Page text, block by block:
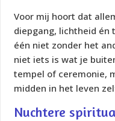
Voor mij hoort dat
diepgang, lichtheid
één niet zonder het
niet iets is wat je
tempel of ceremonie,
midden in het leven
Nuchtere